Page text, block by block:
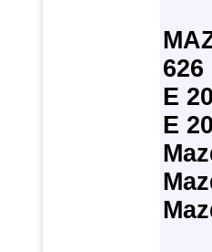
626
E
E